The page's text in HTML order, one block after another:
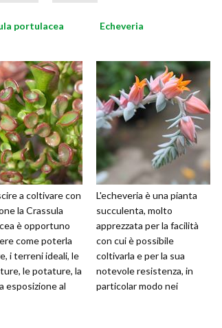
portulacea
a coltivare con
la Crassula
è opportuno
come poterla
i terreni ideali, le
le potature, la
esposizione al
Echeveria
L'echeveria è una pianta
succulenta, molto
apprezzata per la facilità
con cui è possibile
coltivarla e per la sua
notevole resistenza, in
particolar modo nei